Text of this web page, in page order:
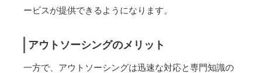
ービスが提供できるようになります。
アウトソーシングのメリット
一方で、アウトソーシングは迅速な対応と専門知識の